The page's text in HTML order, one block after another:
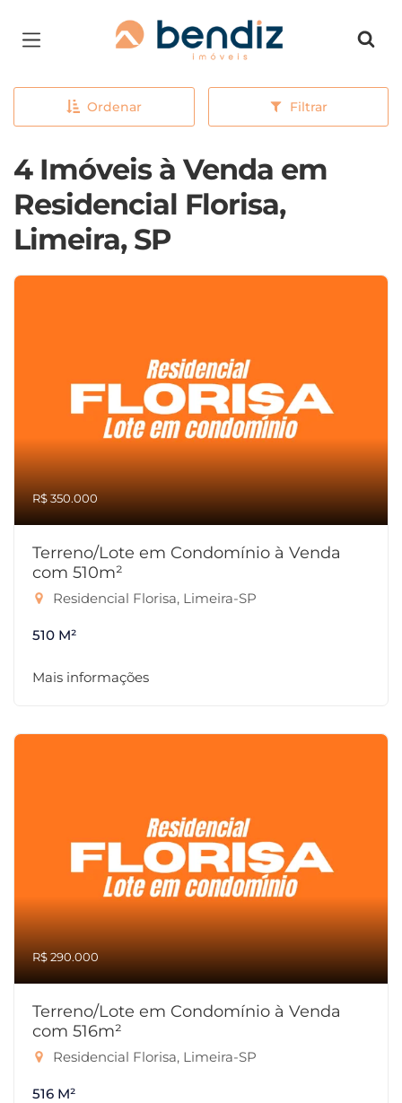
Página inicial
Ordenar Filtrar
4 Imóveis à Venda em
Residencial Florisa,
Limeira, SP
R$ 350.000
Terreno/Lote em Condomínio à Venda
com 510m²
Residencial Florisa, Limeira-SP
510 M²
Mais informações
R$ 290.000
Terreno/Lote em Condomínio à Venda
com 516m²
Residencial Florisa, Limeira-SP
516 M²